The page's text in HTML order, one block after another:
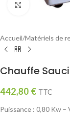
Click to
Accueil Matériels de
Chauffe
442,80 € TTC
Puissance : 0,80 Kw –